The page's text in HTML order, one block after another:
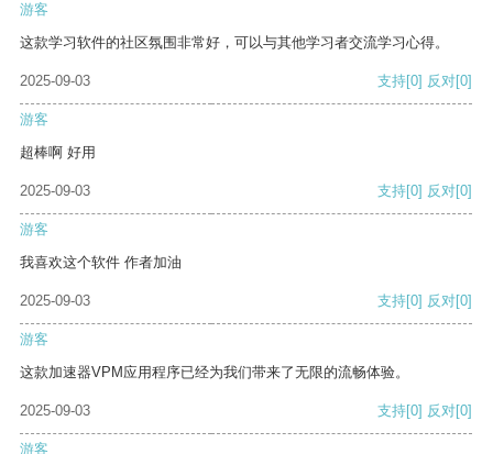
游客
这款学习软件的社区氛围非常好，可以与其他学习者交流学习心得。
2025-09-03 支持[0] 反对[0]
游客
超棒啊 好用
2025-09-03 支持[0] 反对[0]
游客
我喜欢这个软件 作者加油
2025-09-03 支持[0] 反对[0]
游客
这款加速器VPM应用程序已经为我们带来了无限的流畅体验。
2025-09-03 支持[0] 反对[0]
游客